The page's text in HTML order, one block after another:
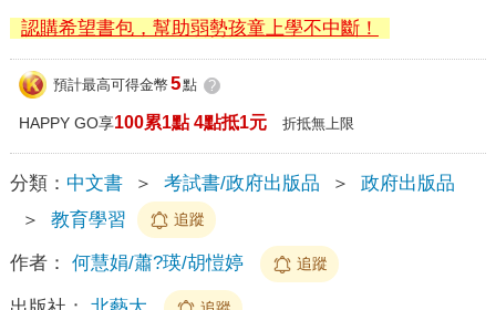
認購希望書包，幫助弱勢孩童上學不中斷！
預計最高可得金幣 5點 ?
HAPPY GO享100累1點 4點抵1元 折抵無上限
分類： 中文書 ＞ 考試書/政府出版品 ＞
政府出版品
＞
教育學習 追蹤
作者： 何慧娟/蕭?瑛/胡愷婷 追蹤